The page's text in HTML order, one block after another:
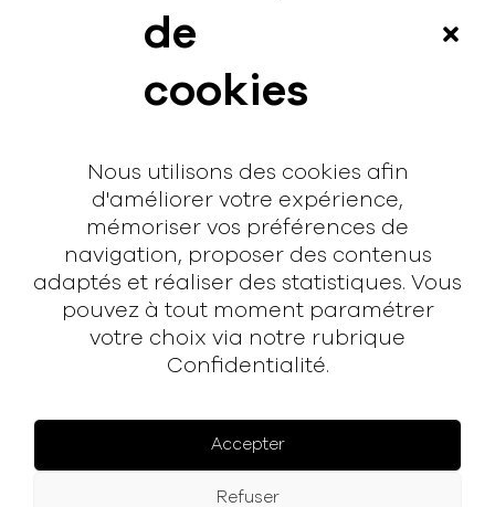
de
cookies
Nous utilisons des cookies afin
d'améliorer votre expérience,
mémoriser vos préférences de
navigation, proposer des contenus
adaptés et réaliser des statistiques. Vous
pouvez à tout moment paramétrer
votre choix via notre rubrique
Confidentialité.
Accepter
Refuser
Interview
Contact
hello@rodmusic.fr
SubmitHub
Groover
À propos
Mentions légales